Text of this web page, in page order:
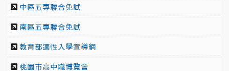
中區五專聯合免試
南區五專聯合免試
教育部適性入學宣導網
桃園市高中職博覽會